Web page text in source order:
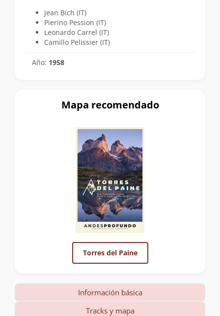
Jean Bich (IT)
Pierino Pession (IT)
Leonardo Carrel (IT)
Camillo Pelissier (IT)
Año: 1958
Mapa recomendado
Torres del Paine
Información básica
Tracks y mapa